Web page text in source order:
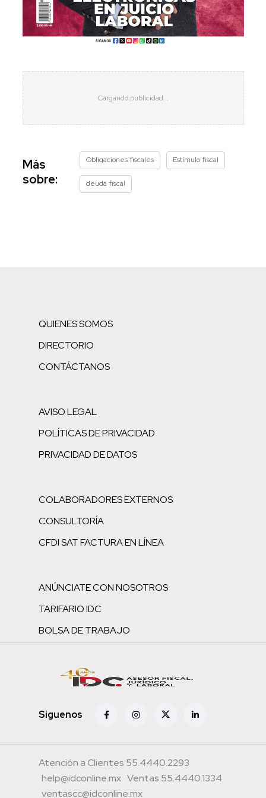
Más
sobre:
Obligaciones fiscales Estímulo fiscal
deuda fiscal
QUIENES SOMOS
DIRECTORIO
CONTÁCTANOS
AVISO LEGAL
POLÍTICAS DE PRIVACIDAD
PRIVACIDAD DE DATOS
COLABORADORES EXTERNOS
CONSULTORÍA
CFDI SAT FACTURA EN LÍNEA
ANÚNCIATE CON NOSOTROS
TARIFARIO IDC
BOLSA DE TRABAJO
Siguenos
Atención a Clientes 55.4440.2293
help@idconline.mx Ventas 55.4440.1334
ventascc@idconline.mx